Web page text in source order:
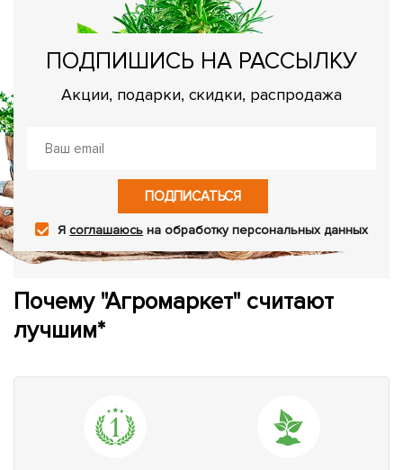
ПОДПИШИСЬ НА РАССЫЛКУ
Акции, подарки, скидки, распродажа
ПОДПИСАТЬСЯ
Ясоглашаюсь на обработку персональных данных
Почему "Агромаркет" считают
лучшим*